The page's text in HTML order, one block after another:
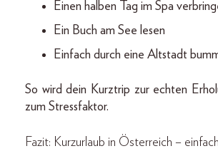
Einen halben Tag im Spa
Ein Buch am See lesen
Einfach durch eine Altstadt
So wird dein Kurztrip zur echten
zum Stressfaktor.
Fazit: Kurzurlaub in Österreich –